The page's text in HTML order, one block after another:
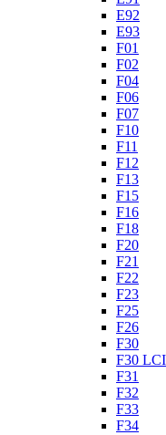
E92
E93
F01
F02
F04
F06
F07
F10
F11
F12
F13
F15
F16
F18
F20
F21
F22
F23
F25
F26
F30
F30 LCI
F31
F32
F33
F34